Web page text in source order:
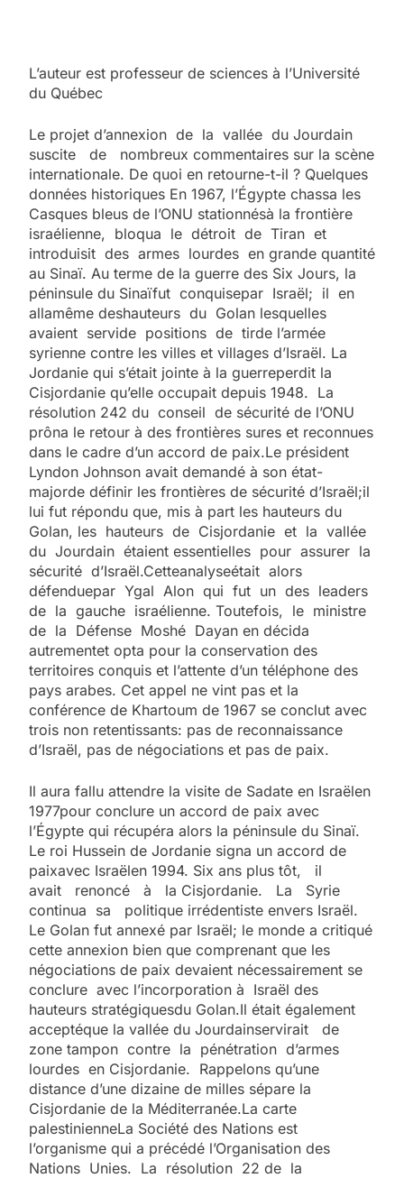
L’auteur est professeur de sciences à l’Université
du Québec
Le projet d’annexion de la vallée du Jourdain
suscite de nombreux commentaires sur la scène
internationale. De quoi en retourne-t-il ? Quelques
données historiques En 1967, l’Égypte chassa les
Casques bleus de l’ONU stationnésà la frontière
israélienne, bloqua le détroit de Tiran et
introduisit des armes lourdes en grande quantité
au Sinaï. Au terme de la guerre des Six Jours, la
péninsule du Sinaïfut conquisepar Israël; il en
allamême deshauteurs du Golan lesquelles
avaient servide positions de tirde l’armée
syrienne contre les villes et villages d’Israël. La
Jordanie qui s’était jointe à la guerreperdit la
Cisjordanie qu’elle occupait depuis 1948. La
résolution 242 du conseil de sécurité de l’ONU
prôna le retour à des frontières sures et reconnues
dans le cadre d’un accord de paix.Le président
Lyndon Johnson avait demandé à son état-
majorde définir les frontières de sécurité d’Israël;il
lui fut répondu que, mis à part les hauteurs du
Golan, les hauteurs de Cisjordanie et la vallée
du Jourdain étaient essentielles pour assurer la
sécurité d’Israël.Cetteanalyseétait alors
défenduepar Ygal Alon qui fut un des leaders
de la gauche israélienne. Toutefois, le ministre
de la Défense Moshé Dayan en décida
autrementet opta pour la conservation des
territoires conquis et l’attente d’un téléphone des
pays arabes. Cet appel ne vint pas et la
conférence de Khartoum de 1967 se conclut avec
trois non retentissants: pas de reconnaissance
d’Israël, pas de négociations et pas de paix.
Il aura fallu attendre la visite de Sadate en Israëlen
1977pour conclure un accord de paix avec
l’Égypte qui récupéra alors la péninsule du Sinaï.
Le roi Hussein de Jordanie signa un accord de
paixavec Israëlen 1994. Six ans plus tôt, il
avait renoncé à la Cisjordanie. La Syrie
continua sa politique irrédentiste envers Israël.
Le Golan fut annexé par Israël; le monde a critiqué
cette annexion bien que comprenant que les
négociations de paix devaient nécessairement se
conclure avec l’incorporation à Israël des
hauteurs stratégiquesdu Golan.Il était également
acceptéque la vallée du Jourdainservirait de
zone tampon contre la pénétration d’armes
lourdes en Cisjordanie. Rappelons qu’une
distance d’une dizaine de milles sépare la
Cisjordanie de la Méditerranée.La carte
palestinienneLa Société des Nations est
l’organisme qui a précédé l’Organisation des
Nations Unies. La résolution 22 de la